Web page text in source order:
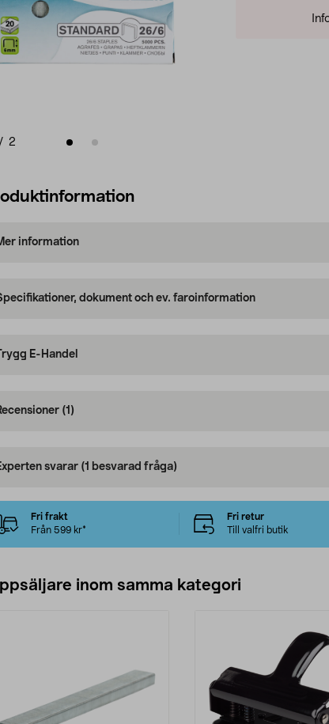
/ 2
information
dokument och ev. faroinformation
Trygg E-Handel
(1)
svarar (1 besvarad fråga)
Fri frakt
Från 599 kr*
Fri retur
Till valfri butik
inom samma kategori